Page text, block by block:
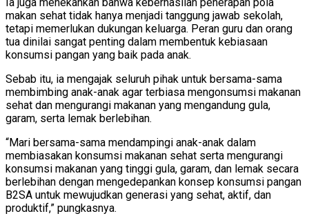
makan sehat tidak hanya menjadi tanggung jawab sekolah,
tetapi memerlukan dukungan keluarga. Peran guru dan orang
tua dinilai sangat penting dalam membentuk kebiasaan
konsumsi pangan yang baik pada anak.
Sebab itu, ia mengajak seluruh pihak untuk bersama-sama
membimbing anak-anak agar terbiasa mengonsumsi makanan
sehat dan mengurangi makanan yang mengandung gula,
garam, serta lemak berlebihan.
“Mari bersama-sama mendampingi anak-anak dalam
membiasakan konsumsi makanan sehat serta mengurangi
konsumsi makanan yang tinggi gula, garam, dan lemak secara
berlebihan dengan mengedepankan konsep konsumsi pangan
B2SA untuk mewujudkan generasi yang sehat, aktif, dan
produktif,” pungkasnya.